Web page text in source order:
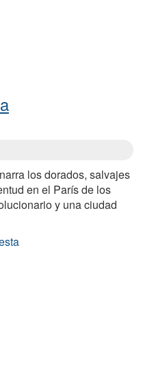
los dorados, salvajes
en el París de los
y una ciudad